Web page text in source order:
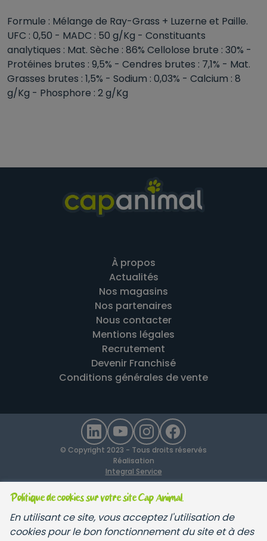
Politique de cookies sur votre site Cap Animal.
En utilisant ce site, vous acceptez l'utilisation de
cookies pour le bon fonctionnement du site et à des
Formule : Mélange de Ray-Grass + Luzerne et Paille.
UFC : 0,50 - MADC : 50 g/Kg - Constituants
analytiques : Mat. Sèche : 86% Cellolose brute : 30% -
Protéines brutes : 9,5% - Cendres brutes : 7,1% - Mat.
Grasses brutes : 1,5% - Sodium : 0,03% - Calcium : 8
g/Kg - Phosphore : 2 g/Kg
À propos
Actualités
Nos magasins
Nos partenaires
Nous contacter
Mentions légales
Recrutement
Devenir Franchisé
Conditions générales de vente
© Copyright 2023 - Tous droits réservés
Réalisation
Integral Service